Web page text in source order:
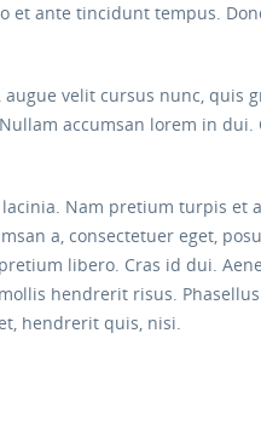
et ante tincidunt tempus.
velit cursus nunc, quis
accumsan lorem in dui.
Nam pretium turpis et
a, consectetuer eget,
libero. Cras id dui.
hendrerit risus.
hendrerit quis, nisi.